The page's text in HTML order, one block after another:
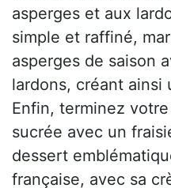
asperges et aux
simple et raffiné,
asperges de saison
lardons, créant ainsi
Enfin, terminez
sucrée avec un
dessert
française, avec sa